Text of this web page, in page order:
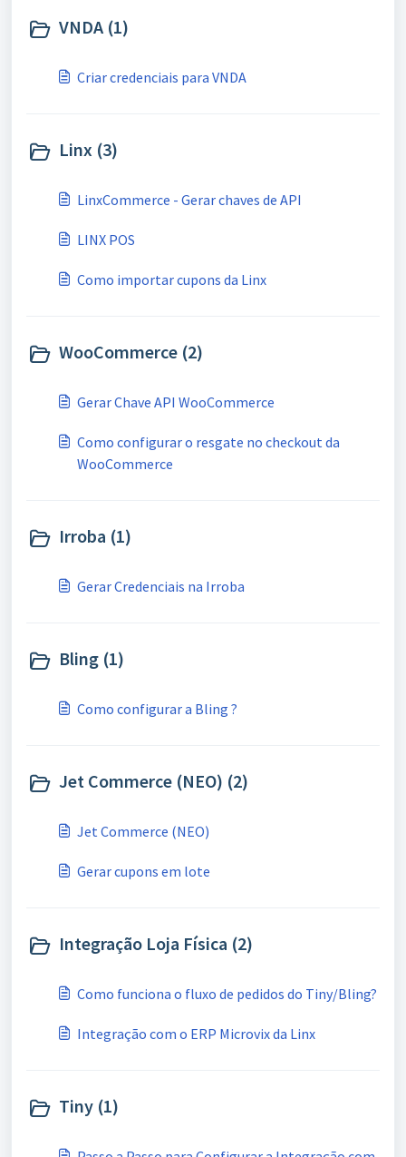
VNDA (1)
Criar credenciais para VNDA
Linx (3)
LinxCommerce - Gerar chaves de API
LINX POS
Como importar cupons da Linx
WooCommerce (2)
Gerar Chave API WooCommerce
Como configurar o resgate no checkout da
WooCommerce
Irroba (1)
Gerar Credenciais na Irroba
Bling (1)
Como configurar a Bling ?
Jet Commerce (NEO) (2)
Jet Commerce (NEO)
Gerar cupons em lote
Integração Loja Física (2)
Como funciona o fluxo de pedidos do Tiny/Bling?
Integração com o ERP Microvix da Linx
Tiny (1)